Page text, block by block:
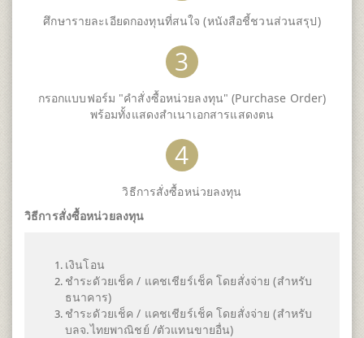
ศึกษารายละเอียดกองทุนที่สนใจ (หนังสือชี้ชวนส่วนสรุป)
3
กรอกแบบฟอร์ม "คำสั่งซื้อหน่วยลงทุน" (Purchase Order)
พร้อมทั้งแสดงสำเนาเอกสารแสดงตน
4
วิธีการสั่งซื้อหน่วยลงทุน
วิธีการสั่งซื้อหน่วยลงทุน
เงินโอน
ชำระดัวยเช็ค / แคชเชียร์เช็ค โดยสั่งจ่าย (สำหรับ
ธนาคาร)
ชำระดัวยเช็ค / แคชเชียร์เช็ค โดยสั่งจ่าย (สำหรับ
บลจ.ไทยพาณิชย์ /ตัวแทนขายอื่น)